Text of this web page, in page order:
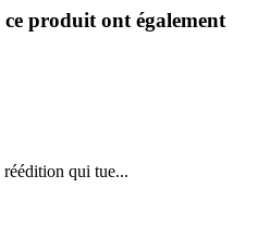
produit ont également
qui tue...